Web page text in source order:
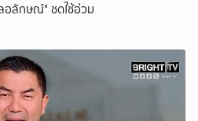
อลักษณ์" ชดใช้อ่วม